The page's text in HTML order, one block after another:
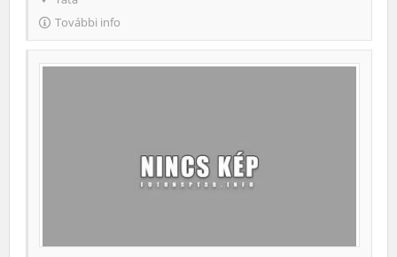
További info